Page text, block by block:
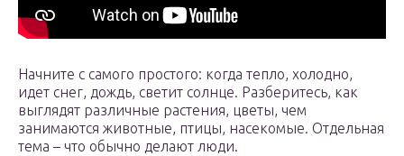
Начните с самого простого: когда тепло, холодно,
идет снег, дождь, светит солнце. Разберитесь, как
выглядят различные растения, цветы, чем
занимаются животные, птицы, насекомые. Отдельная
тема – что обычно делают люди.